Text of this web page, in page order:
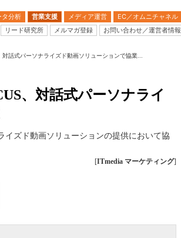
タ分析 営業支援 メディア運営 EC／オムニチャネル
リード研究所 メルマガ登録 お問い合わせ／運営者情報
話式パーソナライズド動画ソリューションで協業...
、対話式パーソナライ
イズド動画ソリューションの提供において協
[ITmedia マーケティング]